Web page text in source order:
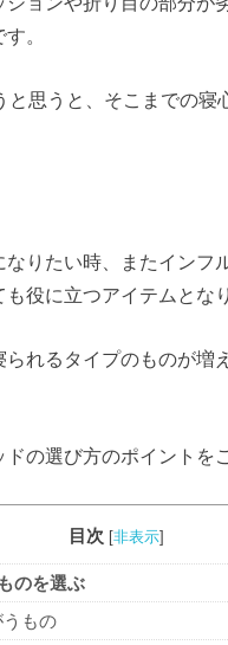
。
思うと、そこまでの
りたい時、またインフ
役に立つアイテムとな
れるタイプのものが増
の選び方のポイントを
目次 [非表示]
のを選ぶ
もの